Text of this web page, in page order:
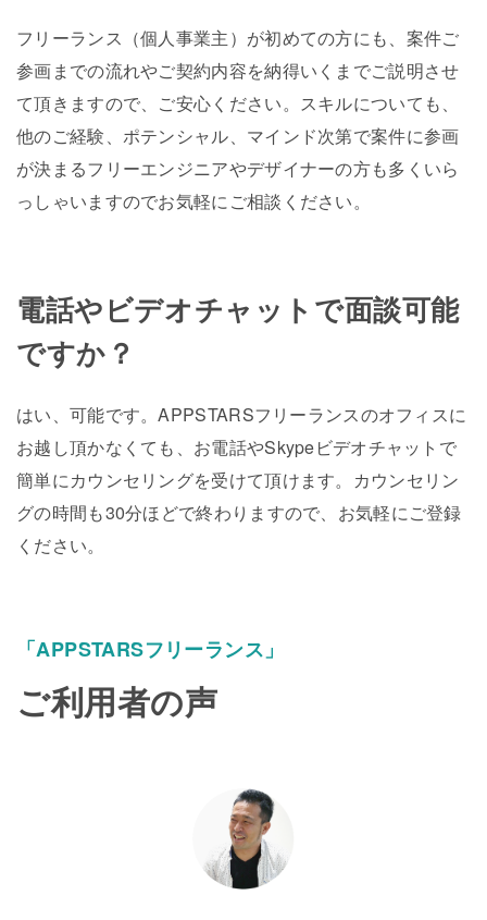
フリーランス（個人事業主）が初めての方にも、案件ご
参画までの流れやご契約内容を納得いくまでご説明させ
て頂きますので、ご安心ください。スキルについても、
他のご経験、ポテンシャル、マインド次第で案件に参画
が決まるフリーエンジニアやデザイナーの方も多くいら
っしゃいますのでお気軽にご相談ください。
電話やビデオチャットで面談可能
ですか？
はい、可能です。APPSTARSフリーランスのオフィスに
お越し頂かなくても、お電話やSkypeビデオチャットで
簡単にカウンセリングを受けて頂けます。カウンセリン
グの時間も30分ほどで終わりますので、お気軽にご登録
ください。
「APPSTARSフリーランス」
ご利用者の声